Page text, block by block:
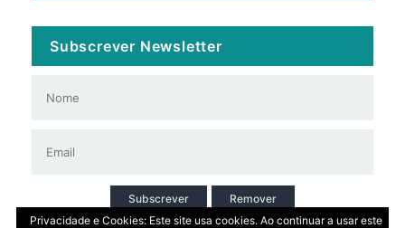
Subscrever Newsletter
Subscrever Remover
Privacidade e Cookies: Este site usa cookies. Ao continuar a usar este